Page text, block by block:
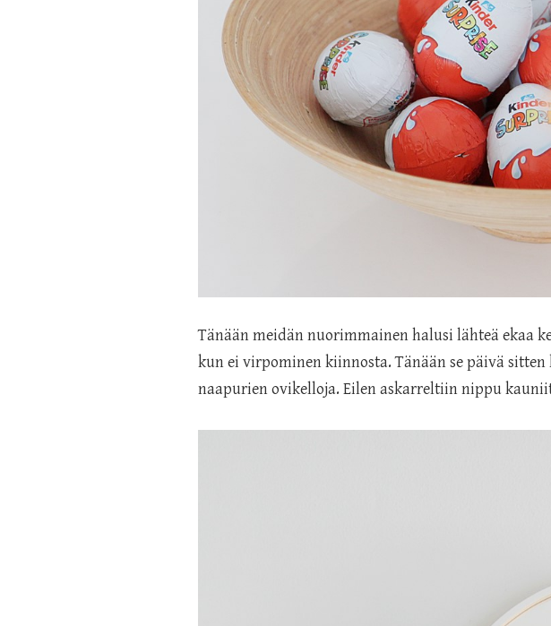
Tänään meidän nuorimmainen halusi lähteä ekaa
kun ei virpominen kiinnosta. Tänään se päivä
naapurien ovikelloja. Eilen askarreltiin nippu